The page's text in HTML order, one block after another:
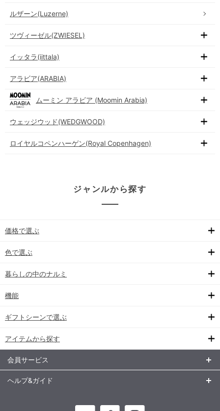
ルザーン(Luzerne)
ツヴィーゼル(ZWIESEL)
イッタラ(iittala)
アラビア(ARABIA)
ムーミン アラビア (Moomin Arabia)
ウェッジウッド(WEDGWOOD)
ロイヤルコペンハーゲン(Royal Copenhagen)
ジャンルから探す
価格で選ぶ
色で選ぶ
暮らしの中のナルミ
機能
ギフトシーンで選ぶ
アイテムから探す
会員サービス
ヘルプ&ガイド